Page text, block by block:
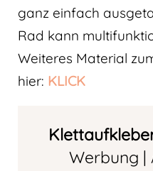
ganz einfach
Rad kann
Weiteres Material
hier: KLICK
Werbung |